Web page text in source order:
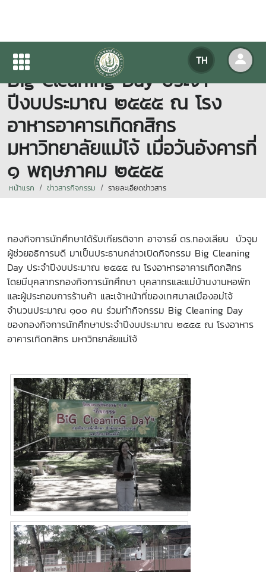
TH
กองกิจการนักศึกษาจัดกิจกรรม
Big Cleaning Day ประจำ
ปีงบประมาณ ๒๕๕๕ ณ โรง
อาหารอาคารเทิดกสิกร
มหาวิทยาลัยแม่โจ้ เมื่อวันอังคารที่
๑ พฤษภาคม ๒๕๕๕
หน้าแรก ข่าวสารกิจกรรม รายละเอียดข่าวสาร
กองกิจการนักศึกษาได้รับเกียรติจาก อาจารย์ ดร.ทองเลียน บัวจูม
ผู้ช่วยอธิการบดี มาเป็นประธานกล่าวเปิดกิจกรรม Big Cleaning
Day ประจำปีงบประมาณ ๒๕๕๕ ณ โรงอาหารอาคารเทิดกสิกร
โดยมีบุคลากรกองกิจการนักศึกษา บุคลากรและแม่บ้านงานหอพัก
และผู้ประกอบการร้านค้า และเจ้าหน้าที่ของเทศบาลเมืองอม่โจ้
จำนวนประมาณ ๑๐๐ คน ร่วมทำกิจกรรม Big Cleaning Day
ของกองกิจการนักศึกษาประจำปีงบประมาณ ๒๕๕๕ ณ โรงอาหาร
อาคารเทิดกสิกร มหาวิทยาลัยแม่โจ้